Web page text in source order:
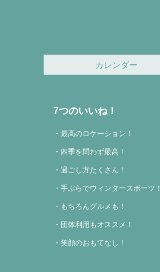
カレンダー
7つのいいね！
最高のロケーション！
四季を問わず最高！
過ごし方たくさん！
手ぶらでウィンタースポーツ！
もちろんグルメも！
団体利用もオススメ！
笑顔のおもてなし！